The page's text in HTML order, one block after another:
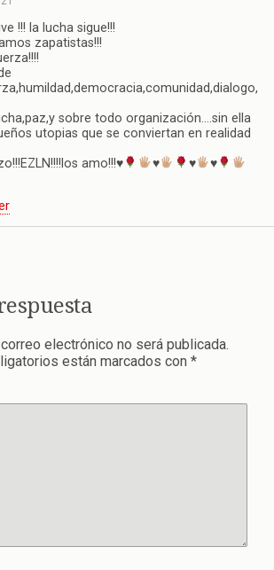
!!! la lucha sigue!!!
zapatistas!!!
sobre todo organización….sin ella
utopias que se conviertan en realidad
amo!!!♥️ ♥️ ♥️
♥️
electrónico no será publicada.
están marcados con *